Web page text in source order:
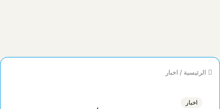
الرئيسية / اخبار
اخبار